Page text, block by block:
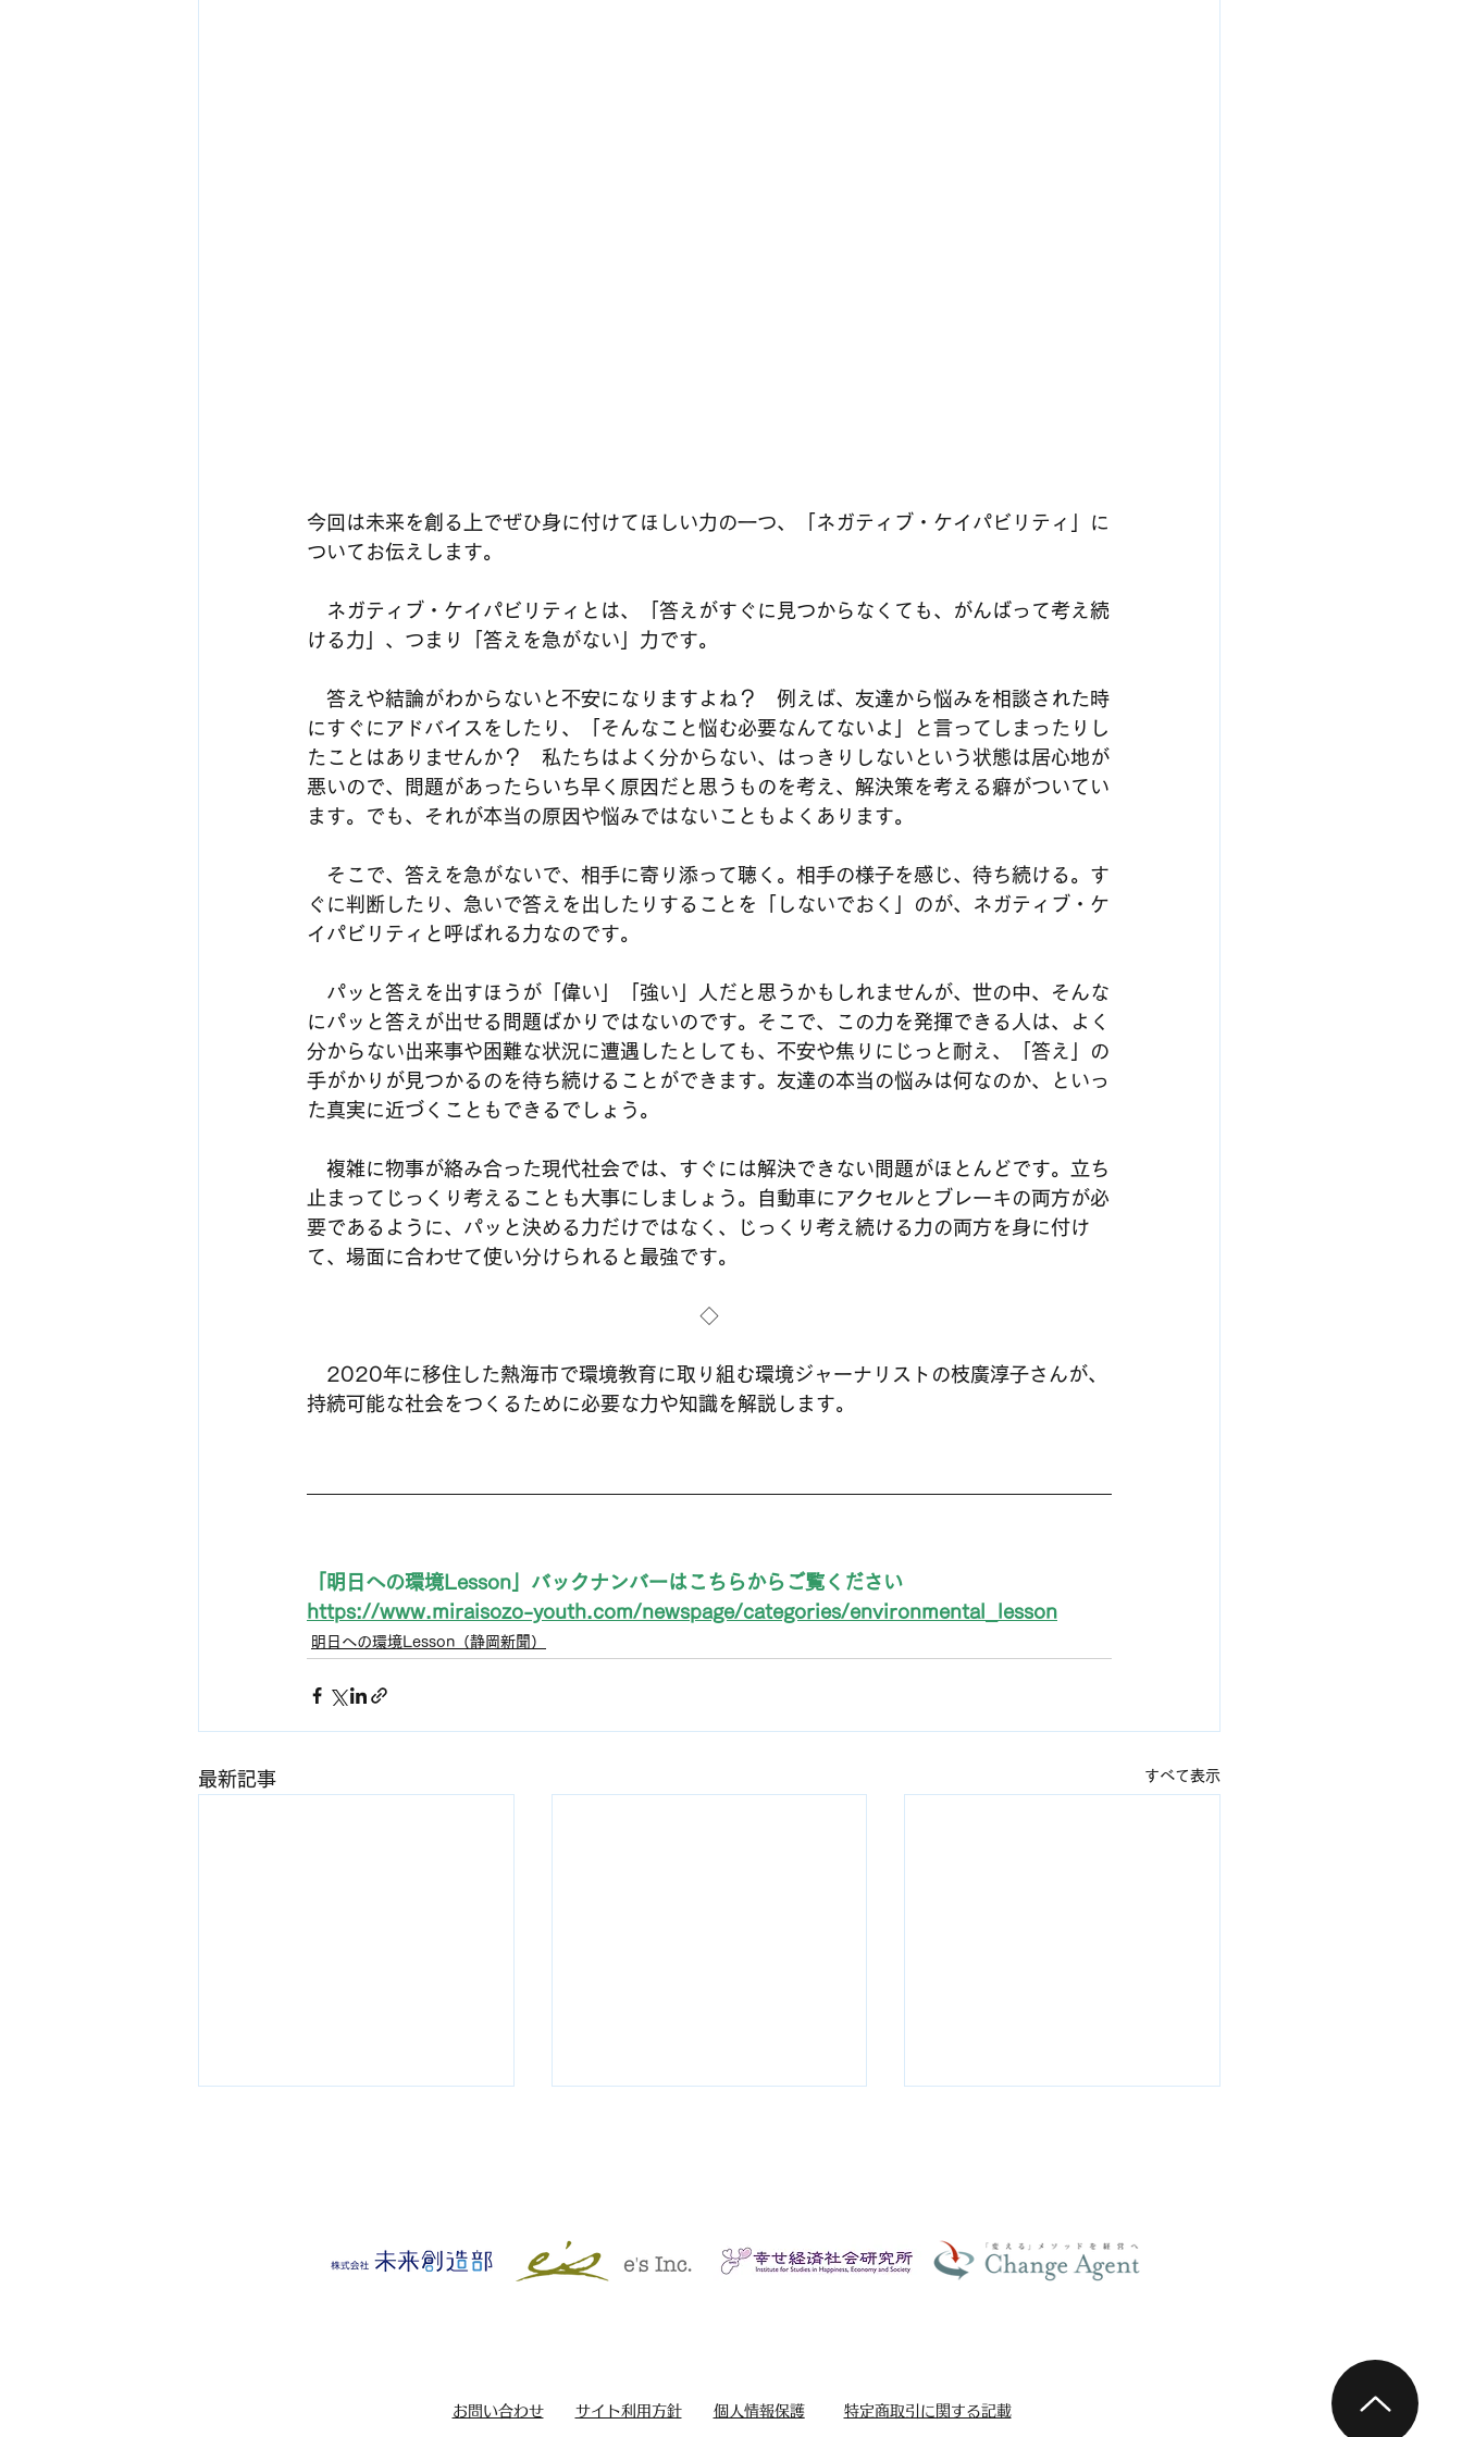
今回は未来を創る上でぜひ身に付けてほしい力の一つ、「ネガティブ・ケイパビリティ」に
ついてお伝えします。
ネガティブ・ケイパビリティとは、「答えがすぐに見つからなくても、がんばって考え続
ける力」、つまり「答えを急がない」力です。
答えや結論がわからないと不安になりますよね？　例えば、友達から悩みを相談された時
にすぐにアドバイスをしたり、「そんなこと悩む必要なんてないよ」と言ってしまったりし
たことはありませんか？　私たちはよく分からない、はっきりしないという状態は居心地が
悪いので、問題があったらいち早く原因だと思うものを考え、解決策を考える癖がついてい
ます。でも、それが本当の原因や悩みではないこともよくあります。
そこで、答えを急がないで、相手に寄り添って聴く。相手の様子を感じ、待ち続ける。す
ぐに判断したり、急いで答えを出したりすることを「しないでおく」のが、ネガティブ・ケ
イパビリティと呼ばれる力なのです。
パッと答えを出すほうが「偉い」「強い」人だと思うかもしれませんが、世の中、そんな
にパッと答えが出せる問題ばかりではないのです。そこで、この力を発揮できる人は、よく
分からない出来事や困難な状況に遭遇したとしても、不安や焦りにじっと耐え、「答え」の
手がかりが見つかるのを待ち続けることができます。友達の本当の悩みは何なのか、といっ
た真実に近づくこともできるでしょう。
複雑に物事が絡み合った現代社会では、すぐには解決できない問題がほとんどです。立ち
止まってじっくり考えることも大事にしましょう。自動車にアクセルとブレーキの両方が必
要であるように、パッと決める力だけではなく、じっくり考え続ける力の両方を身に付け
て、場面に合わせて使い分けられると最強です。
◇
2020年に移住した熱海市で環境教育に取り組む環境ジャーナリストの枝廣淳子さんが、
持続可能な社会をつくるために必要な力や知識を解説します。
「明日への環境Lesson」バックナンバーはこちらからご覧ください
https://www.miraisozo-youth.com/newspage/categories/environmental_lesson
明日への環境Lesson（静岡新聞）
最新記事 すべて表示
聞）
岡新聞）
お問い合わせ サイト利用方針 個人情報保護 特定商取引に関する記載